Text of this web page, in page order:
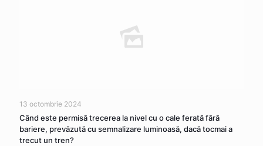
13 octombrie 2024
Când este permisă trecerea la nivel cu o cale ferată fără
bariere, prevăzută cu semnalizare luminoasă, dacă tocmai a
trecut un tren?